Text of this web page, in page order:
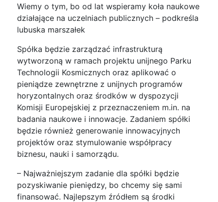
Wiemy o tym, bo od lat wspieramy koła naukowe
działające na uczelniach publicznych – podkreśla
lubuska marszałek
Spółka będzie zarządzać infrastrukturą
wytworzoną w ramach projektu unijnego Parku
Technologii Kosmicznych oraz aplikować o
pieniądze zewnętrzne z unijnych programów
horyzontalnych oraz środków w dyspozycji
Komisji Europejskiej z przeznaczeniem m.in. na
badania naukowe i innowacje. Zadaniem spółki
będzie również generowanie innowacyjnych
projektów oraz stymulowanie współpracy
biznesu, nauki i samorządu.
– Najważniejszym zadanie dla spółki będzie
pozyskiwanie pieniędzy, bo chcemy się sami
finansować. Najlepszym źródłem są środki